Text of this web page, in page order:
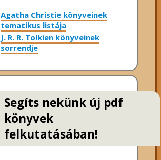
Agatha Christie könyveinek
tematikus listája
J. R. R. Tolkien könyveinek
sorrendje
Segíts nekünk új pdf
könyvek
felkutatásában!